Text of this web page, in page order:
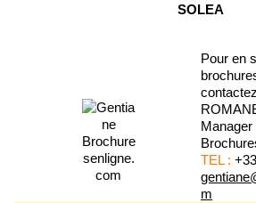
SOLEA
Pour en
Manager
TEL :
m